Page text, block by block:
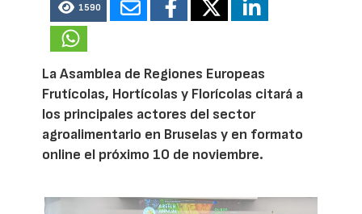
1590
La Asamblea de Regiones Europeas
Frutícolas, Hortícolas y Florícolas citará a
los principales actores del sector
agroalimentario en Bruselas y en formato
online el próximo 10 de noviembre.